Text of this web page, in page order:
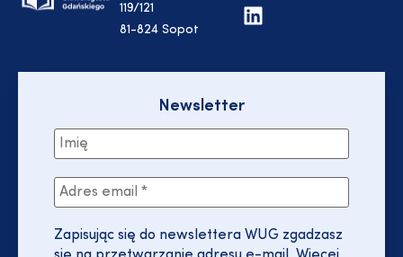
119/121
81-824 Sopot
Newsletter
Zapisując się do newslettera WUG zgadzasz